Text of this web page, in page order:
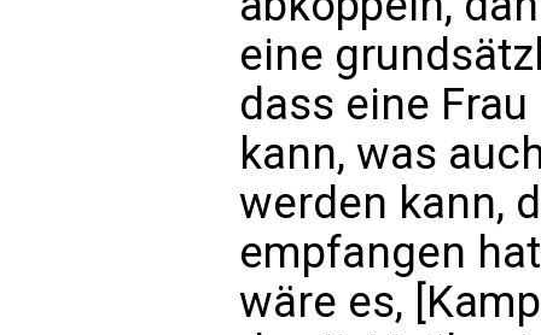
eine
dass eine
kann, was
werden kann,
empfangen
wäre es,